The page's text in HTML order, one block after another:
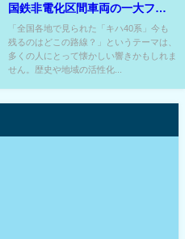
国鉄非電化区間車両の一大ファ
ミリー！乗車はお早めに！
「全国各地で見られた「キハ40系」今も
残るのはどこの路線？」というテーマは、
多くの人にとって懐かしい響きかもしれま
せん。歴史や地域の活性化...